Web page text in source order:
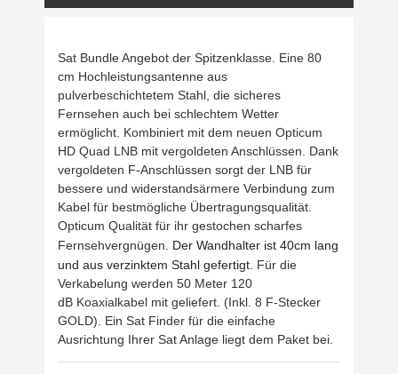
Sat Bundle Angebot der Spitzenklasse. Eine 80
cm Hochleistungsantenne aus
pulverbeschichtetem Stahl, die sicheres
Fernsehen auch bei schlechtem Wetter
ermöglicht. Kombiniert mit dem neuen Opticum
HD Quad LNB mit vergoldeten Anschlüssen. Dank
vergoldeten F-Anschlüssen sorgt der LNB für
bessere und widerstandsärmere Verbindung zum
Kabel für bestmögliche Übertragungsqualität.
Opticum Qualität für ihr gestochen scharfes
Fernsehvergnügen. Der Wandhalter ist 40cm lang
und aus verzinktem Stahl gefertigt. Für die
Verkabelung werden 50 Meter 120
dB Koaxialkabel mit geliefert. (Inkl. 8 F-Stecker
GOLD). Ein Sat Finder für die einfache
Ausrichtung Ihrer Sat Anlage liegt dem Paket bei.